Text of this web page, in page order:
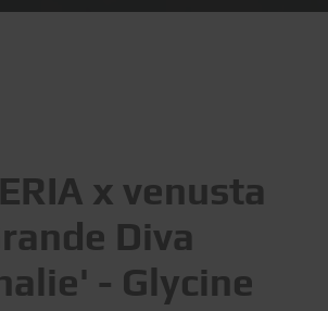
x venusta
Diva
- Glycine